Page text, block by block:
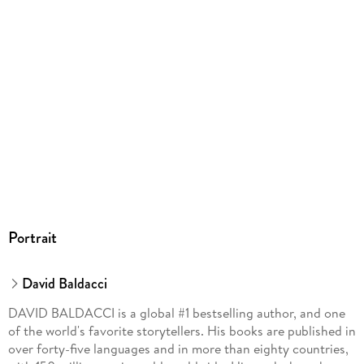
Portrait
David Baldacci
DAVID BALDACCI is a global #1 bestselling author, and one
of the world's favorite storytellers. His books are published in
over forty-five languages and in more than eighty countries,